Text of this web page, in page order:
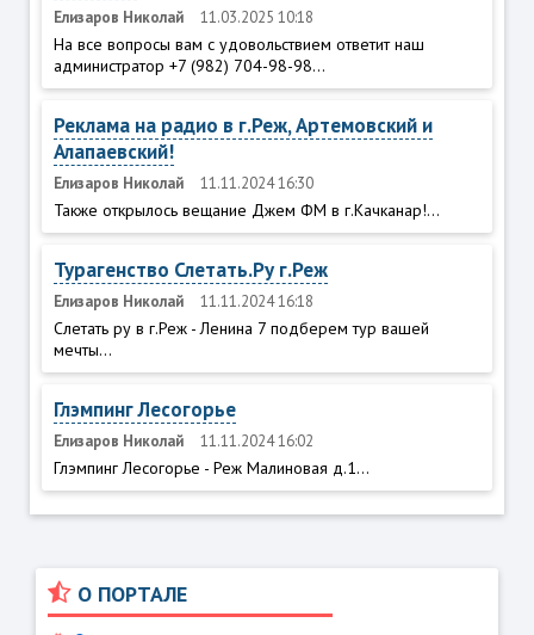
Елизаров Николай 11.03.2025 10:18
На все вопросы вам с удовольствием ответит наш
администратор +7 (982) 704-98-98...
Реклама на радио в г.Реж, Артемовский и
Алапаевский!
Елизаров Николай 11.11.2024 16:30
Также открылось вещание Джем ФМ в г.Качканар!...
Турагенство Слетать.Ру г.Реж
Елизаров Николай 11.11.2024 16:18
Слетать ру в г.Реж - Ленина 7 подберем тур вашей
мечты...
Глэмпинг Лесогорье
Елизаров Николай 11.11.2024 16:02
Глэмпинг Лесогорье - Реж Малиновая д.1...
О ПОРТАЛЕ